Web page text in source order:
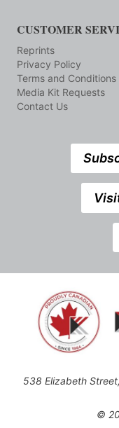
CUSTOMER
Reprints
Privacy Policy
Terms and Conditions
Media Kit Requests
Contact Us
538 Elizabeth
©